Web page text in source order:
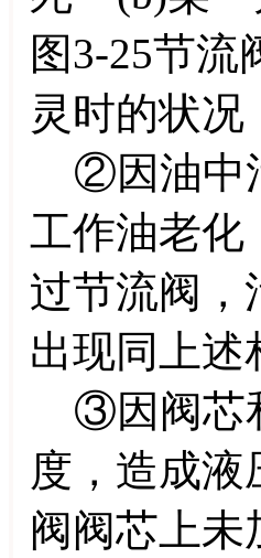
图3-25节
灵时的状况
②因油中
工作油老化
过节流阀，
出现同上述
③因阀芯
度，造成
阀阀芯上未